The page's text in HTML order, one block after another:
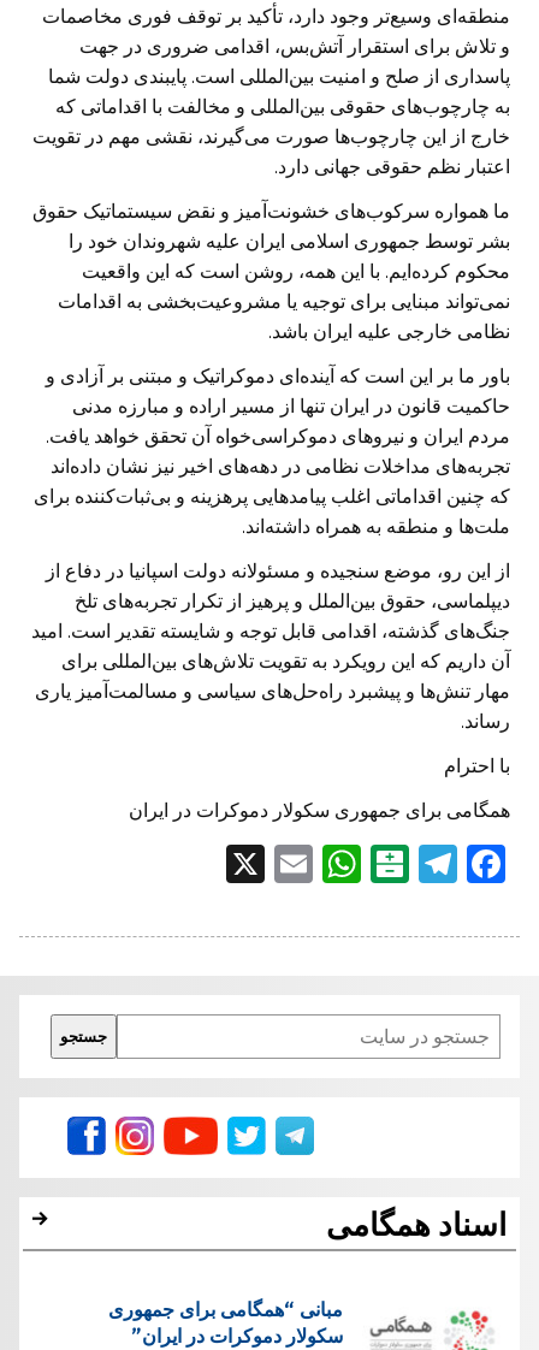
منطقه‌ای وسیع‌تر وجود دارد، تأکید بر توقف فوری مخاصمات
و تلاش برای استقرار آتش‌بس، اقدامی ضروری در جهت
پاسداری از صلح و امنیت بین‌المللی است. پایبندی دولت شما
به چارچوب‌های حقوقی بین‌المللی و مخالفت با اقداماتی که
خارج از این چارچوب‌ها صورت می‌گیرند، نقشی مهم در تقویت
اعتبار نظم حقوقی جهانی دارد.
ما همواره سرکوب‌های خشونت‌آمیز و نقض سیستماتیک حقوق
بشر توسط جمهوری اسلامی ایران علیه شهروندان خود را
محکوم کرده‌ایم. با این همه، روشن است که این واقعیت
نمی‌تواند مبنایی برای توجیه یا مشروعیت‌بخشی به اقدامات
نظامی خارجی علیه ایران باشد.
باور ما بر این است که آینده‌ای دموکراتیک و مبتنی بر آزادی و
حاکمیت قانون در ایران تنها از مسیر اراده و مبارزه مدنی
مردم ایران و نیروهای دموکراسی‌خواه آن تحقق خواهد یافت.
تجربه‌های مداخلات نظامی در دهه‌های اخیر نیز نشان داده‌اند
که چنین اقداماتی اغلب پیامدهایی پرهزینه و بی‌ثبات‌کننده برای
ملت‌ها و منطقه به همراه داشته‌اند.
از این رو، موضع سنجیده و مسئولانه دولت اسپانیا در دفاع از
دیپلماسی، حقوق بین‌الملل و پرهیز از تکرار تجربه‌های تلخ
جنگ‌های گذشته، اقدامی قابل توجه و شایسته تقدیر است. امید
آن داریم که این رویکرد به تقویت تلاش‌های بین‌المللی برای
مهار تنش‌ها و پیشبرد راه‌حل‌های سیاسی و مسالمت‌آمیز یاری
رساند.
با احترام
همگامی برای جمهوری سکولار دموکرات در ایران
F
c
b
o
T
e
a
m
B
at
in
W
at
A
p
E
ai
Search
جستجو
اسناد همگامی
مبانی “همگامی برای جمهوری
سکولار دموکرات در ايران”